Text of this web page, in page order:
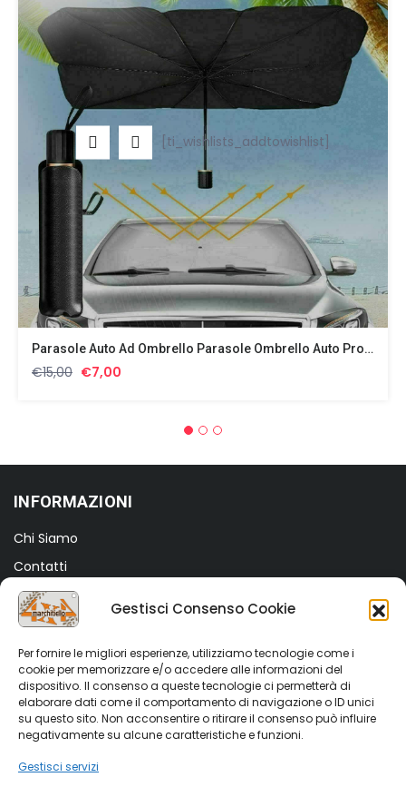
Gestisci Consenso Cookie
Per fornire le migliori esperienze, utilizziamo tecnologie come i
cookie per memorizzare e/o accedere alle informazioni del
dispositivo. Il consenso a queste tecnologie ci permetterà di
elaborare dati come il comportamento di navigazione o ID unici
su questo sito. Non acconsentire o ritirare il consenso può influire
negativamente su alcune caratteristiche e funzioni.
Gestisci servizi
[ti_wishlists_addtowishlist]
Parasole Auto Ad Ombrello Parasole Ombrello Auto Protezione Parabrezza
€15,00 Il€7,00
INFORMAZIONI
Chi Siamo
Contatti
Termini e Condizioni
Privacy Policy
Cookie Policy (UE)
SHOP
Shop
My account